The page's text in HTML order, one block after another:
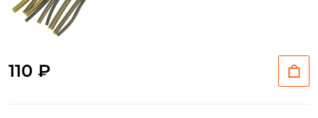
110 ₽